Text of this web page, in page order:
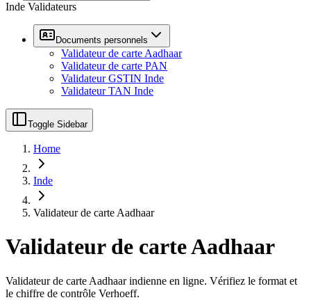
Inde Validateurs
Documents personnels
Validateur de carte Aadhaar
Validateur de carte PAN
Validateur GSTIN Inde
Validateur TAN Inde
Toggle Sidebar
Home
Inde
Validateur de carte Aadhaar
Validateur de carte Aadhaar
Validateur de carte Aadhaar indienne en ligne. Vérifiez le format et
le chiffre de contrôle Verhoeff.